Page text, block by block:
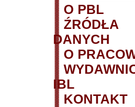
O PBL
ŹRÓDŁA
DANYCH
O
IBL
KONTAKT